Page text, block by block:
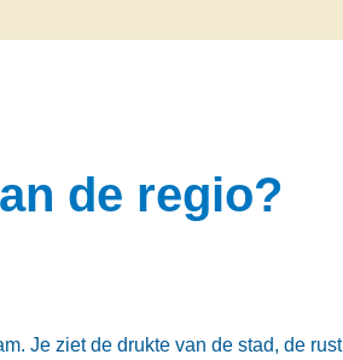
de regio?
Je ziet de drukte van de stad, de rust